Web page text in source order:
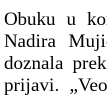
Obuku u
Nadira
doznala
prijavi.